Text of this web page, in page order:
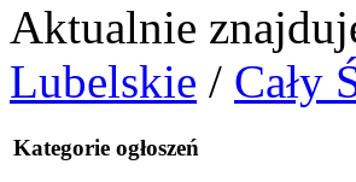
Aktualnie
Lubelskie / Cały
Kategorie ogłoszeń